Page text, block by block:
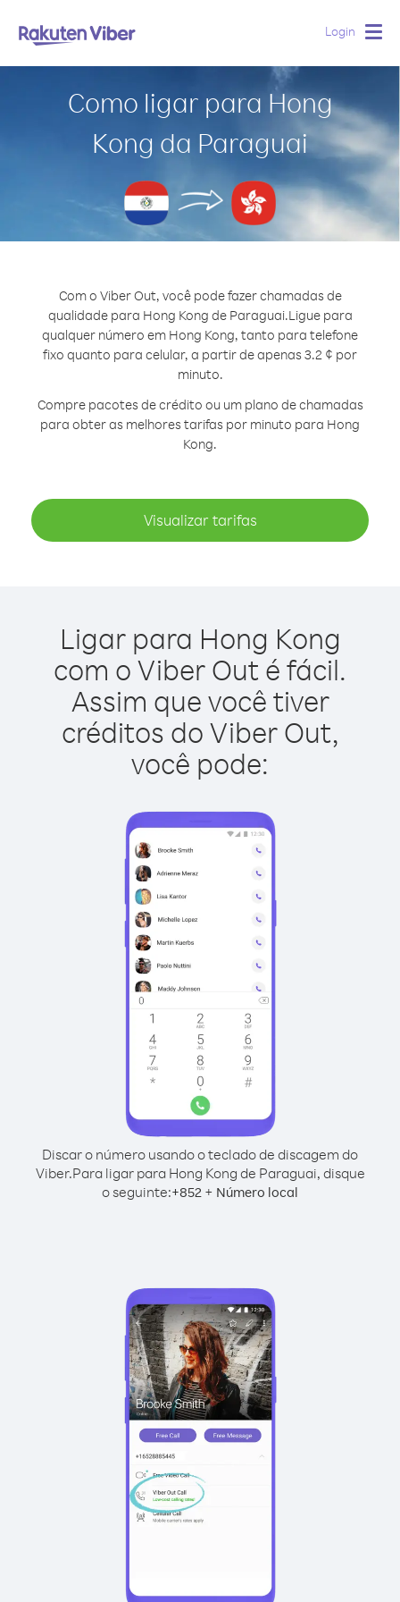
Login
Como ligar para Hong
Kong da Paraguai
Com o Viber Out, você pode fazer chamadas de
qualidade para Hong Kong de Paraguai.Ligue para
qualquer número em Hong Kong, tanto para telefone
fixo quanto para celular, a partir de apenas 3.2 ¢ por
minuto.
Compre pacotes de crédito ou um plano de chamadas
para obter as melhores tarifas por minuto para Hong
Kong.
Visualizar tarifas
Ligar para Hong Kong
com o Viber Out é fácil.
Assim que você tiver
créditos do Viber Out,
você pode:
Discar o número usando o teclado de discagem do
Viber.Para ligar para Hong Kong de Paraguai, disque
o seguinte:+852 + Número local